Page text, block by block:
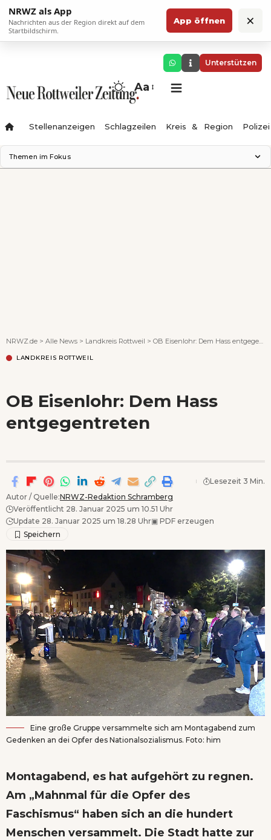
NRWZ als App
Nachrichten aus der Region direkt auf dem
Startbildschirm.
App öffnen ×
Unterstützen
Aa
Stellenanzeigen Schlagzeilen Kreis & Region Polizei
Themen im Fokus
NRWZ.de > Alle News > Landkreis Rottweil > OB Eisenlohr: Dem Hass entgegentreten
LANDKREIS ROTTWEIL
OB Eisenlohr: Dem Hass
entgegentreten
Autor / Quelle:NRWZ-Redaktion Schramberg
Veröffentlicht 28. Januar 2025 um 10.51 Uhr
Update 28. Januar 2025 um 18.28 Uhr▣ PDF erzeugen
Lesezeit 3 Min.
Eine große Gruppe versammelte sich am Montagabend zum
Gedenken an dei Opfer des Nationalsozialismus. Foto: him
Montagabend, es hat aufgehört zu regnen.
Am „Mahnmal für die Opfer des
Faschismus“ haben sich an die hundert
Menschen versammelt. Die Stadt hatte zur